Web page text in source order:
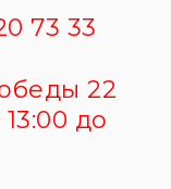
73 33
22
до